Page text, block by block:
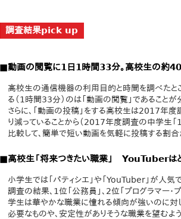
調査結果pick up
■動画の閲覧に1日1時間33分。高校生の約40
高校生の通信機器の利用目的と時間を調べたと
る（1時間33分）のは「動画の閲覧」であることが
さらに、「動画の投稿」をする高校生は2017年
り減っていることから（2017年度調査の中学生
比較して、簡単で短い動画を気軽に投稿する割合
■高校生「将来つきたい職業」 YouTuberはど
小学生では「パティシエ」や「YouTuber」が人
調査の結果、1位「公務員」、2位「プログラマー・
学生は華やかな職業に憧れる傾向が強いのに対
必要なものや、安定性がありそうな職業を望むよう